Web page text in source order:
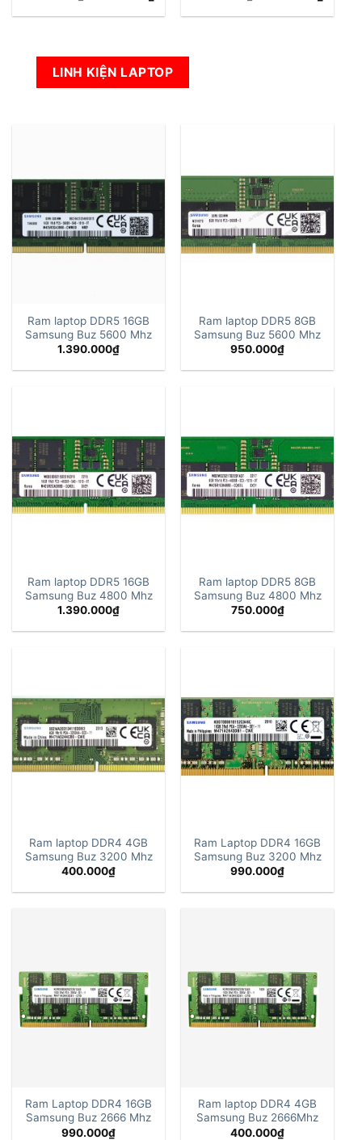
là:
tại
là:
tại
LINH KIỆN LAPTOP
Ram laptop DDR5 16GB
Samsung Buz 5600 Mhz
1.390.000₫
Ram laptop DDR5 8GB
Samsung Buz 5600 Mhz
950.000₫
Ram laptop DDR5 16GB
Samsung Buz 4800 Mhz
1.390.000₫
Ram laptop DDR5 8GB
Samsung Buz 4800 Mhz
750.000₫
Ram laptop DDR4 4GB
Samsung Buz 3200 Mhz
400.000₫
Ram Laptop DDR4 16GB
Samsung Buz 3200 Mhz
990.000₫
Ram Laptop DDR4 16GB
Samsung Buz 2666 Mhz
990.000₫
Ram laptop DDR4 4GB
Samsung Buz 2666Mhz
400.000₫